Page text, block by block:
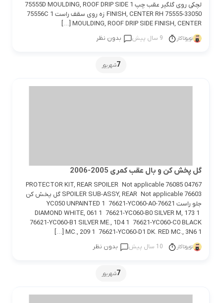
لچکی روی گلگیر عقب چپ 1 75555D MOULDING, ROOF DRIP SIDE
FINISH, CENTER RH 75555-33050 زه روی سقف راست 1 75556C
MOULDING, ROOF DRIP SIDE FINISH, CENTER […]
تویوتاکار 9 سال پیش بدون نظر
7شهریور
گل پخش کن و بال عقب کمری 2005-2006
04767 PROTECTOR KIT, REAR SPOILER Not applicable 76085
SPOILER SUB-ASSY, REAR Not applicable 76603 گل پخش کن
جلو راست 76621-YC050 UNPAINTED 1 76621-YC060-A0
DIAMOND WHITE, 061 1 76621-YC060-B0 SILVER M, 173 1
76621-YC060-B1 SILVER ME., 1D4 1 76621-YC060-C0 BLACK
MC., 209 1 76621-YC060-D1 DK. RED MC., 3N6 1 […]
تویوتاکار 10 سال پیش بدون نظر
7شهریور